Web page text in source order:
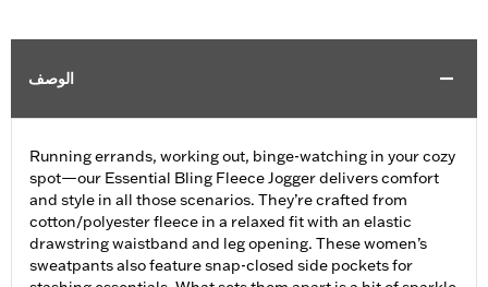
الوصف
Running errands, working out, binge-watching in your cozy
spot—our Essential Bling Fleece Jogger delivers comfort
and style in all those scenarios. They’re crafted from
cotton/polyester fleece in a relaxed fit with an elastic
drawstring waistband and leg opening. These women’s
sweatpants also feature snap-closed side pockets for